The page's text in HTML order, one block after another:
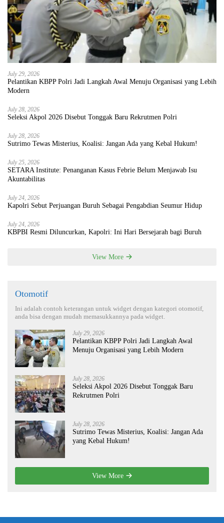
July 29, 2026
Pelantikan KBPP Polri Jadi Langkah Awal Menuju Organisasi yang Lebih
Modern
July 28, 2026
Seleksi Akpol 2026 Disebut Tonggak Baru Rekrutmen Polri
July 28, 2026
Sutrimo Tewas Misterius, Koalisi: Jangan Ada yang Kebal Hukum!
July 25, 2026
SETARA Institute: Penanganan Kasus Febrie Belum Menjawab Isu
Akuntabilitas
July 24, 2026
Kapolri Sebut Perjuangan Buruh Sebagai Pengabdian Seumur Hidup
July 24, 2026
KBPBI Resmi Diluncurkan, Kapolri: Ini Hari Bersejarah bagi Buruh
View More
Otomotif
Ini adalah contoh keterangan untuk widget dengan kategori otomotif,
anda bisa dengan mudah memasukkannya pada widget.
July 29, 2026
Pelantikan KBPP Polri Jadi Langkah Awal
Menuju Organisasi yang Lebih Modern
July 28, 2026
Seleksi Akpol 2026 Disebut Tonggak Baru
Rekrutmen Polri
July 28, 2026
Sutrimo Tewas Misterius, Koalisi: Jangan Ada
yang Kebal Hukum!
View More